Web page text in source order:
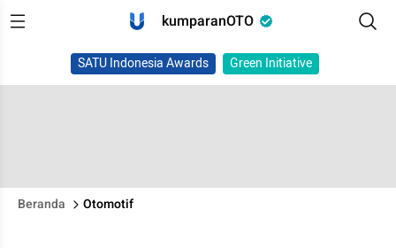
kumparanOTO
SATU Indonesia Awards Green Initiative
Beranda Otomotif